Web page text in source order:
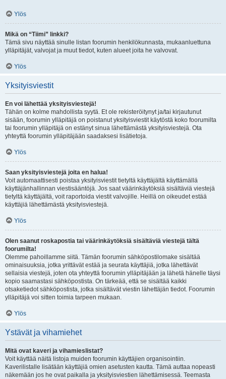
Ylös
Mikä on “Tiimi” linkki?
Tämä sivu näyttää sinulle listan foorumin henkilökunnasta, mukaanluettuna
ylläpitäjät, valvojat ja muut tiedot, kuten alueet joita he valvovat.
Ylös
Yksityisviestit
En voi lähettää yksityisviestejä!
Tähän on kolme mahdollista syytä. Et ole rekisteröitynyt ja/tai kirjautunut
sisään, foorumin ylläpitäjä on poistanut yksityisviestit käytöstä koko foorumilta
tai foorumin ylläpitäjä on estänyt sinua lähettämästä yksityisviestejä. Ota
yhteyttä foorumin ylläpitäjään saadaksesi lisätietoja.
Ylös
Saan yksityisviestejä joita en halua!
Voit automaattisesti poistaa yksityisviestit tietyltä käyttäjältä käyttämällä
käyttäjänhallinnan viestisääntöjä. Jos saat väärinkäytöksiä sisältäviä viestejä
tietyltä käyttäjältä, voit raportoida viestit valvojille. Heillä on oikeudet estää
käyttäjiä lähettämästä yksityisviestejä.
Ylös
Olen saanut roskapostia tai väärinkäytöksiä sisältäviä viestejä tältä
foorumilta!
Olemme pahoillamme siitä. Tämän foorumin sähköpostilomake sisältää
ominaisuuksia, jotka yrittävät estää ja seurata käyttäjiä, jotka lähettävät
sellaisia viestejä, joten ota yhteyttä foorumin ylläpitäjään ja lähetä hänelle täysi
kopio saamastasi sähköpostista. On tärkeää, että se sisältää kaikki
otsaketiedot sähköpostista, jotka sisältävät viestin lähettäjän tiedot. Foorumin
ylläpitäjä voi sitten toimia tarpeen mukaan.
Ylös
Ystävät ja vihamiehet
Mitä ovat kaveri ja vihamieslistat?
Voit käyttää näitä listoja muiden foorumin käyttäjien organisointiin.
Kaverilistalle lisätään käyttäjiä omien asetusten kautta. Tämä auttaa nopeasti
näkemään jos he ovat paikalla ja yksityisviestien lähettämisessä. Teemasta